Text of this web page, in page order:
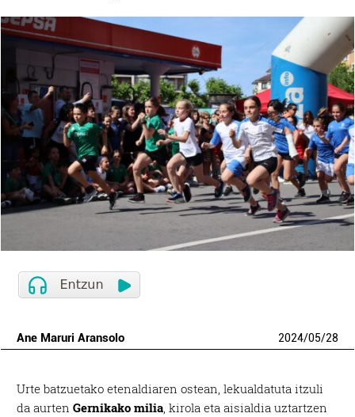
Ane Maruri Aransolo 2024/05/28
Urte batzuetako etenaldiaren ostean, lekualdatuta itzuli
da aurtenGernikako milia, kirola eta aisialdia uztartzen